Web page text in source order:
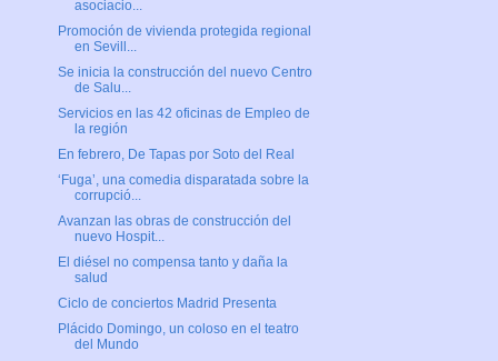
asociacio...
Promoción de vivienda protegida regional
en Sevill...
Se inicia la construcción del nuevo Centro
de Salu...
Servicios en las 42 oficinas de Empleo de
la región
En febrero, De Tapas por Soto del Real
‘Fuga’, una comedia disparatada sobre la
corrupció...
Avanzan las obras de construcción del
nuevo Hospit...
El diésel no compensa tanto y daña la
salud
Ciclo de conciertos Madrid Presenta
Plácido Domingo, un coloso en el teatro
del Mundo